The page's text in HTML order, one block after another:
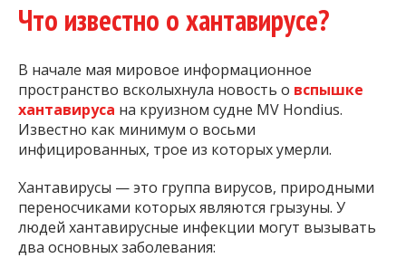
Что известно о хантавирусе?
В начале мая мировое информационное
пространство всколыхнула новость о вспышке
хантавируса на круизном судне MV Hondius.
Известно как минимум о восьми
инфицированных, трое из которых умерли.
Хантавирусы — это группа вирусов, природными
переносчиками которых являются грызуны. У
людей хантавирусные инфекции могут вызывать
два основных заболевания: